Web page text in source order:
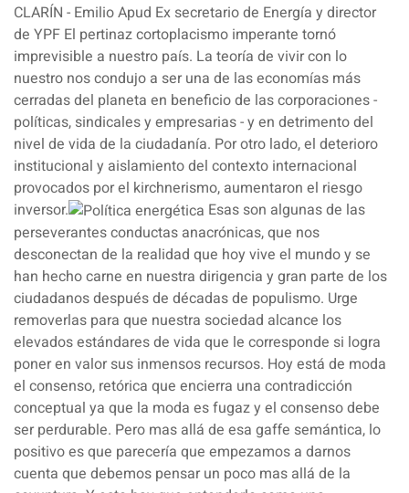
CLARÍN - Emilio Apud Ex secretario de Energía y director
de YPF El pertinaz cortoplacismo imperante tornó
imprevisible a nuestro país. La teoría de vivir con lo
nuestro nos condujo a ser una de las economías más
cerradas del planeta en beneficio de las corporaciones -
políticas, sindicales y empresarias - y en detrimento del
nivel de vida de la ciudadanía. Por otro lado, el deterioro
institucional y aislamiento del contexto internacional
provocados por el kirchnerismo, aumentaron el riesgo
inversor.
Esas son algunas de las
perseverantes conductas anacrónicas, que nos
desconectan de la realidad que hoy vive el mundo y se
han hecho carne en nuestra dirigencia y gran parte de los
ciudadanos después de décadas de populismo. Urge
removerlas para que nuestra sociedad alcance los
elevados estándares de vida que le corresponde si logra
poner en valor sus inmensos recursos. Hoy está de moda
el consenso, retórica que encierra una contradicción
conceptual ya que la moda es fugaz y el consenso debe
ser perdurable. Pero mas allá de esa gaffe semántica, lo
positivo es que parecería que empezamos a darnos
cuenta que debemos pensar un poco mas allá de la